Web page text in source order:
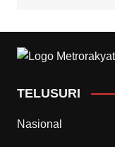
TELUSURI
Nasional